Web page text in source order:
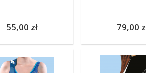
55,00 zł 79,00